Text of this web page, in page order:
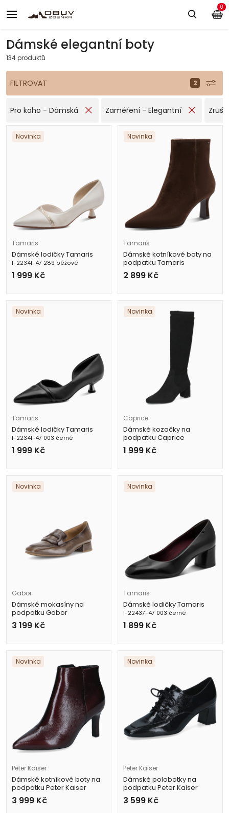
Dámské elegantní boty
134 produktů
FILTROVAT
Pro koho - Dámská Zaměření - Elegantní
Novinka
Tamaris
Dámské lodičky Tamaris
1-22341-47 289 béžové
1 999 Kč
Novinka
Tamaris
Dámské kotníkové boty na
podpatku Tamaris
1-25358-45 304 hnědé
2 899 Kč
Novinka
Tamaris
Dámské lodičky Tamaris
1-22341-47 003 černé
1 999 Kč
Novinka
Caprice
Dámské kozačky na
podpatku Caprice
9-25547-41 044 černé
1 999 Kč
Novinka
Gabor
Dámské mokasíny na
podpatku Gabor
4002.01.003 hnědé
3 199 Kč
Novinka
Tamaris
Dámské lodičky Tamaris
1-22437-47 003 černé
1 899 Kč
Novinka
Peter Kaiser
Dámské kotníkové boty na
podpatku Peter Kaiser
9-75334-47 557 vínové
3 999 Kč
Novinka
Peter Kaiser
Dámské polobotky na
podpatku Peter Kaiser
9-73304-47 017 černé
3 599 Kč
0